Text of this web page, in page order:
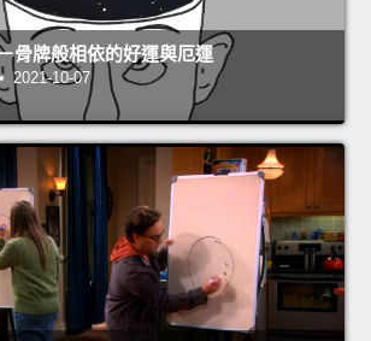
骨牌般相依的好運與厄運
2021-10-07